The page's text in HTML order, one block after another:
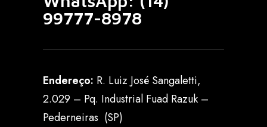
99777-8978
Endereço: R. Luiz José Sangaletti,
2.029 – Pq. Industrial Fuad Razuk –
Pederneiras (SP)